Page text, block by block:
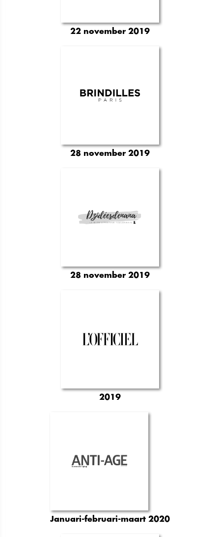
22 november 2019
28 november 2019
28 november 2019
2019
Januari-februari-maart 2020